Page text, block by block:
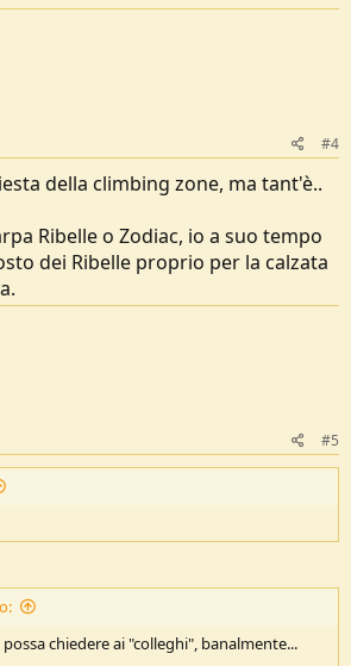
#4
della climbing zone, ma tant'è..
Ribelle o Zodiac, io a suo tempo
dei Ribelle proprio per la calzata
#5
chiedere ai "colleghi", banalmente...